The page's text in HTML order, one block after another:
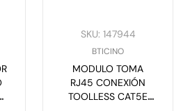
SKU: 147944
BTICINO
MODULO TOMA
RJ45 CONEXIÓN
TOOLLESS CAT5E